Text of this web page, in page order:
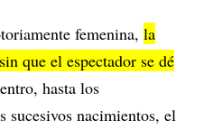
femenina, la
que el espectador se dé
hasta los
sucesivos nacimientos, el